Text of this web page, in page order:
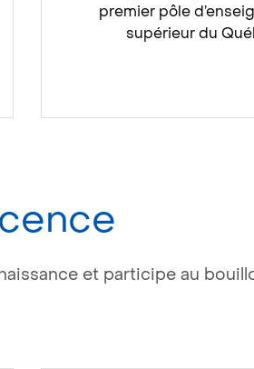
premier pôle
supérieur du
et participe au